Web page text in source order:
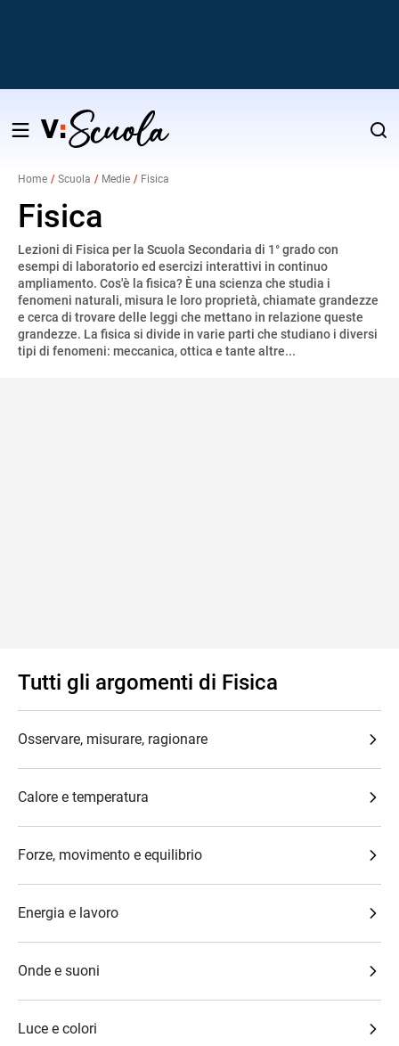
Salta
contenuto
Home Scuola Medie Fisica
Fisica
Lezioni di Fisica per la Scuola Secondaria di 1° grado con
esempi di laboratorio ed esercizi interattivi in continuo
ampliamento. Cos'è la fisica? È una scienza che studia i
fenomeni naturali, misura le loro proprietà, chiamate grandezze
e cerca di trovare delle leggi che mettano in relazione queste
grandezze. La fisica si divide in varie parti che studiano i diversi
tipi di fenomeni: meccanica, ottica e tante altre...
Tutti gli argomenti di Fisica
Osservare, misurare, ragionare
Calore e temperatura
Forze, movimento e equilibrio
Energia e lavoro
Onde e suoni
Luce e colori